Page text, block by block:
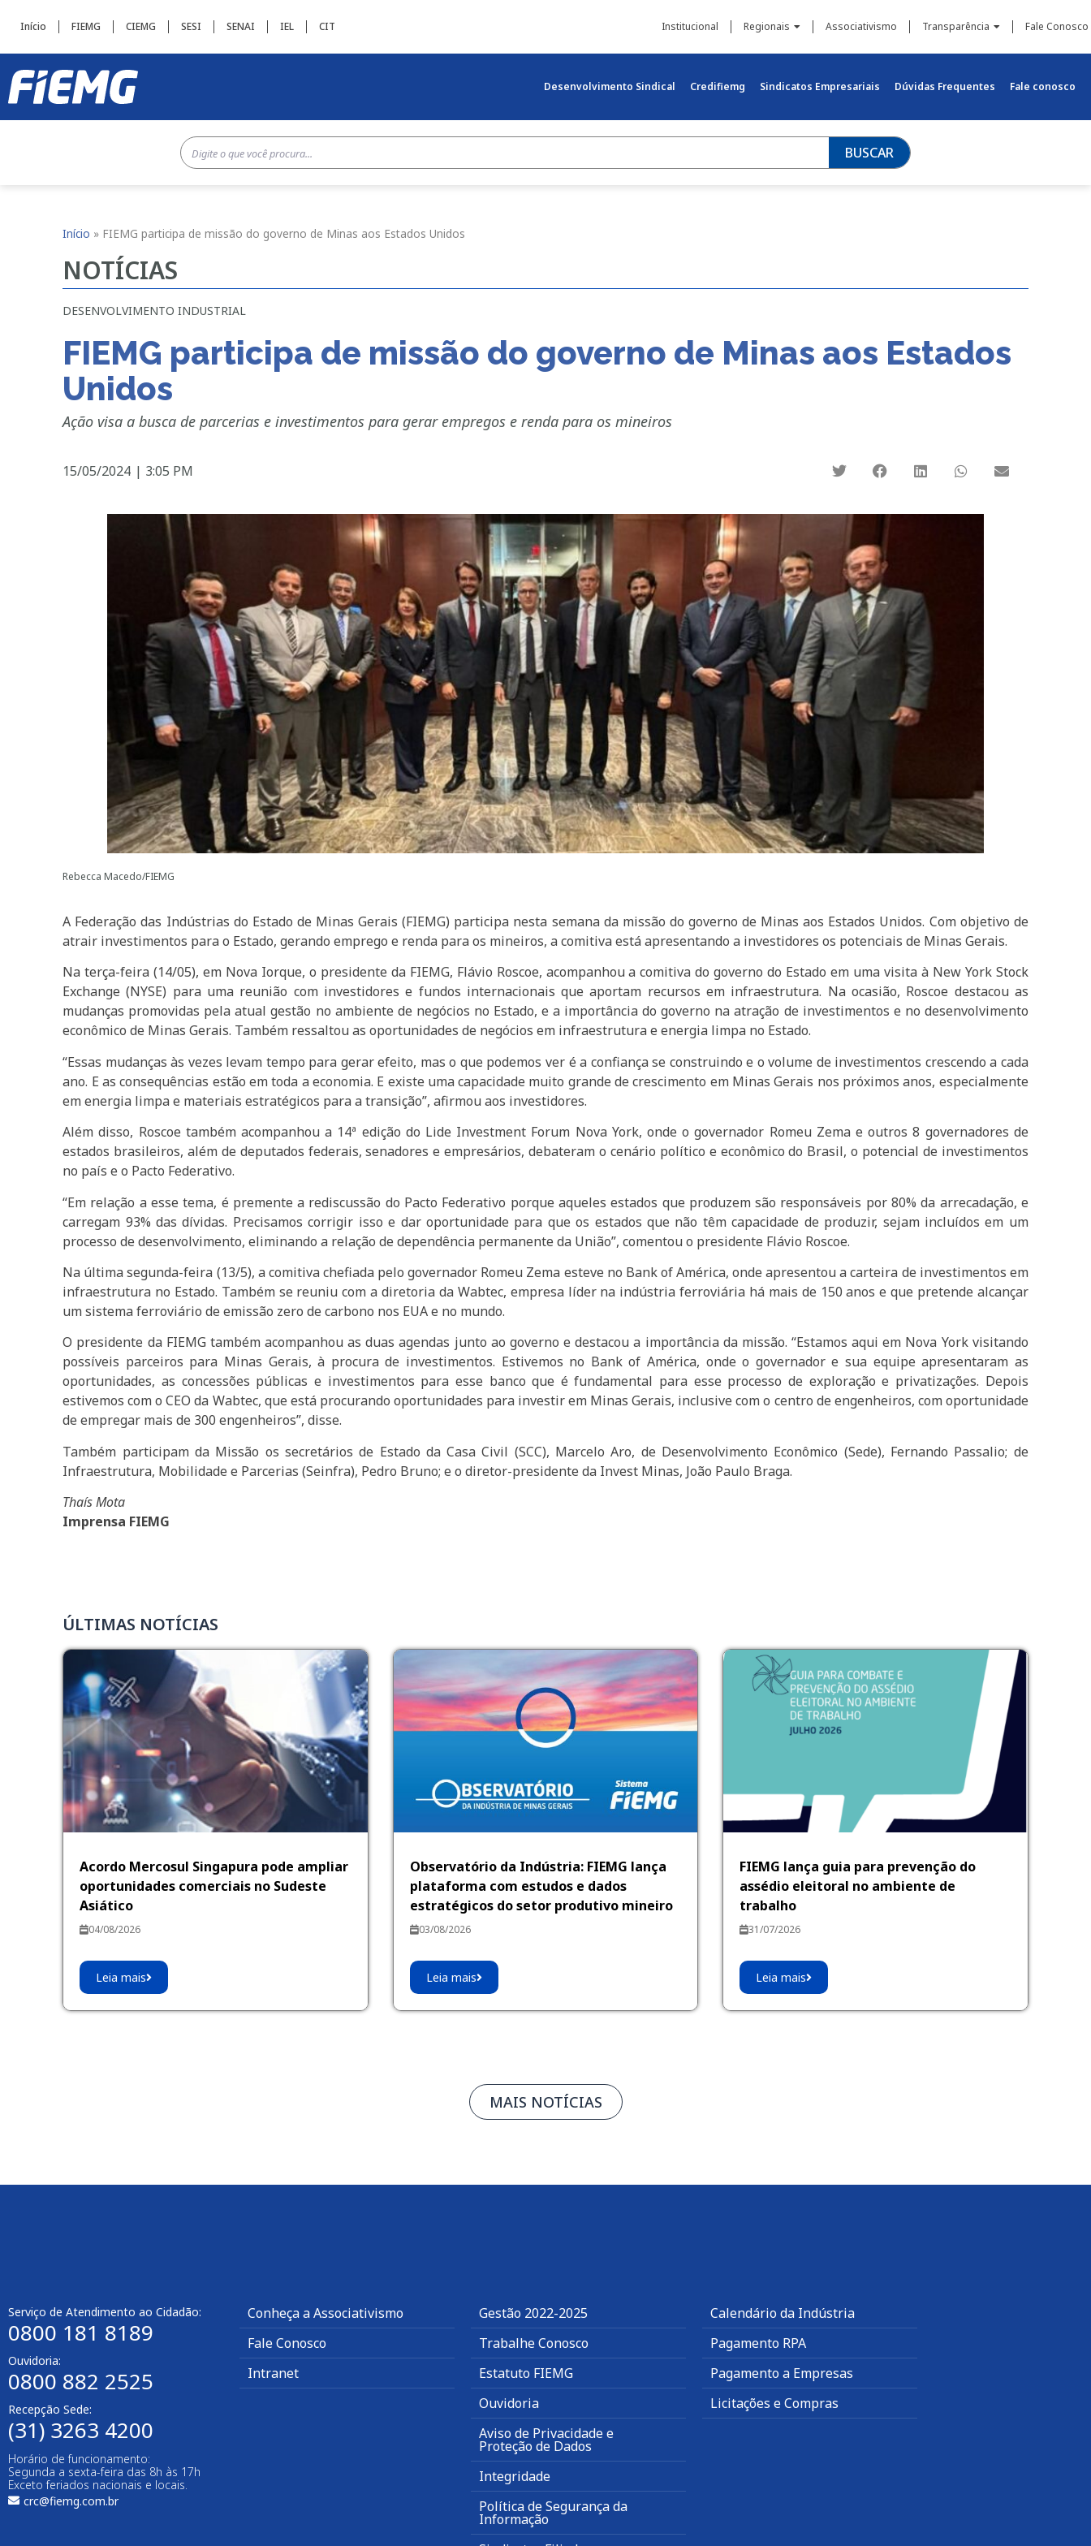
Início FIEMG CIEMG SESI SENAI IEL CIT Institucional Regionais Associativismo Transparência Fale Conosco
Desenvolvimento Sindical Credifiemg Sindicatos Empresariais Dúvidas Frequentes Fale conosco
BUSCAR
Início » FIEMG participa de missão do governo de Minas aos Estados Unidos
NOTÍCIAS
DESENVOLVIMENTO INDUSTRIAL
FIEMG participa de missão do governo de Minas aos Estados
Unidos
Ação visa a busca de parcerias e investimentos para gerar empregos e renda para os mineiros
15/05/2024 | 3:05 PM
Rebecca Macedo/FIEMG
A Federação das Indústrias do Estado de Minas Gerais (FIEMG) participa nesta semana da missão do governo de Minas aos Estados Unidos. Com objetivo de
atrair investimentos para o Estado, gerando emprego e renda para os mineiros, a comitiva está apresentando a investidores os potenciais de Minas Gerais.
Na terça-feira (14/05), em Nova Iorque, o presidente da FIEMG, Flávio Roscoe, acompanhou a comitiva do governo do Estado em uma visita à New York Stock
Exchange (NYSE) para uma reunião com investidores e fundos internacionais que aportam recursos em infraestrutura. Na ocasião, Roscoe destacou as
mudanças promovidas pela atual gestão no ambiente de negócios no Estado, e a importância do governo na atração de investimentos e no desenvolvimento
econômico de Minas Gerais. Também ressaltou as oportunidades de negócios em infraestrutura e energia limpa no Estado.
“Essas mudanças às vezes levam tempo para gerar efeito, mas o que podemos ver é a confiança se construindo e o volume de investimentos crescendo a cada
ano. E as consequências estão em toda a economia. E existe uma capacidade muito grande de crescimento em Minas Gerais nos próximos anos, especialmente
em energia limpa e materiais estratégicos para a transição”, afirmou aos investidores.
Além disso, Roscoe também acompanhou a 14ª edição do Lide Investment Forum Nova York, onde o governador Romeu Zema e outros 8 governadores de
estados brasileiros, além de deputados federais, senadores e empresários, debateram o cenário político e econômico do Brasil, o potencial de investimentos
no país e o Pacto Federativo.
“Em relação a esse tema, é premente a rediscussão do Pacto Federativo porque aqueles estados que produzem são responsáveis por 80% da arrecadação, e
carregam 93% das dívidas. Precisamos corrigir isso e dar oportunidade para que os estados que não têm capacidade de produzir, sejam incluídos em um
processo de desenvolvimento, eliminando a relação de dependência permanente da União”, comentou o presidente Flávio Roscoe.
Na última segunda-feira (13/5), a comitiva chefiada pelo governador Romeu Zema esteve no Bank of América, onde apresentou a carteira de investimentos em
infraestrutura no Estado. Também se reuniu com a diretoria da Wabtec, empresa líder na indústria ferroviária há mais de 150 anos e que pretende alcançar
um sistema ferroviário de emissão zero de carbono nos EUA e no mundo.
O presidente da FIEMG também acompanhou as duas agendas junto ao governo e destacou a importância da missão. “Estamos aqui em Nova York visitando
possíveis parceiros para Minas Gerais, à procura de investimentos. Estivemos no Bank of América, onde o governador e sua equipe apresentaram as
oportunidades, as concessões públicas e investimentos para esse banco que é fundamental para esse processo de exploração e privatizações. Depois
estivemos com o CEO da Wabtec, que está procurando oportunidades para investir em Minas Gerais, inclusive com o centro de engenheiros, com oportunidade
de empregar mais de 300 engenheiros”, disse.
Também participam da Missão os secretários de Estado da Casa Civil (SCC), Marcelo Aro, de Desenvolvimento Econômico (Sede), Fernando Passalio; de
Infraestrutura, Mobilidade e Parcerias (Seinfra), Pedro Bruno; e o diretor-presidente da Invest Minas, João Paulo Braga.
Thaís Mota
Imprensa FIEMG
ÚLTIMAS NOTÍCIAS
Acordo Mercosul Singapura pode ampliar
oportunidades comerciais no Sudeste
Asiático
04/08/2026
Leia mais
Observatório da Indústria: FIEMG lança
plataforma com estudos e dados
estratégicos do setor produtivo mineiro
03/08/2026
Leia mais
FIEMG lança guia para prevenção do
assédio eleitoral no ambiente de
trabalho
31/07/2026
Leia mais
MAIS NOTÍCIAS
Serviço de Atendimento ao Cidadão:
0800 181 8189
Ouvidoria:
0800 882 2525
Recepção Sede:
(31) 3263 4200
Horário de funcionamento:
Segunda a sexta-feira das 8h às 17h
Exceto feriados nacionais e locais.
crc@fiemg.com.br
Conheça a Associativismo
Fale Conosco
Intranet
Gestão 2022-2025
Trabalhe Conosco
Estatuto FIEMG
Ouvidoria
Aviso de Privacidade e
Proteção de Dados
Integridade
Política de Segurança da
Informação
Calendário da Indústria
Pagamento RPA
Pagamento a Empresas
Licitações e Compras